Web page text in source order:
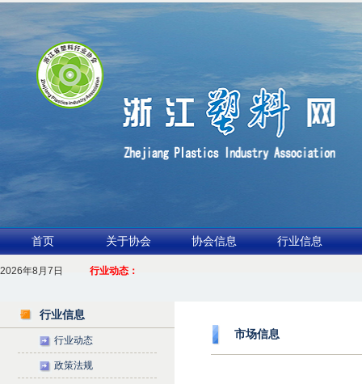
首页 关于协会 协会信息 行业信息
2026年8月7日 行业动态：
1.聚力产业链 共启新征程
行业信息
行业动态
政策法规
市场信息